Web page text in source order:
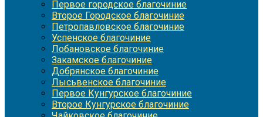
Первое городское благочиние
Второе Городское благочиние
Петропавловское благочиние
Успенское благочиние
Лобановское благочиние
Закамское благочиние
Добрянское благочиние
Лысьвенское благочиние
Первое Кунгурское благочиние
Второе Кунгурское благочиние